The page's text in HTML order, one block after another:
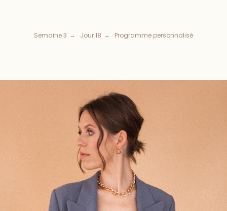
Semaine 3 → Jour 18 → Programme personnalisé